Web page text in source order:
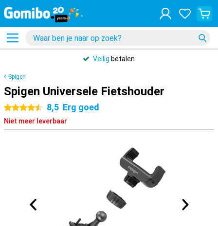
Veilig betalen
Spigen
Spigen Universele Fietshouder
4.5 sterren
8,5 Erg goed
Niet meer leverbaar